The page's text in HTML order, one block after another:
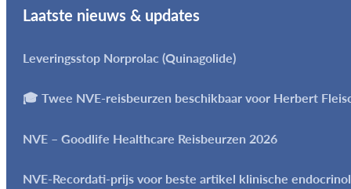
Laatste nieuws & updates
Leveringsstop Norprolac (Quinagolide)
🎓 Twee NVE-reisbeurzen beschikbaar voor Herbert
NVE – Goodlife Healthcare Reisbeurzen 2026
NVE-Recordati-prijs voor beste artikel klinische